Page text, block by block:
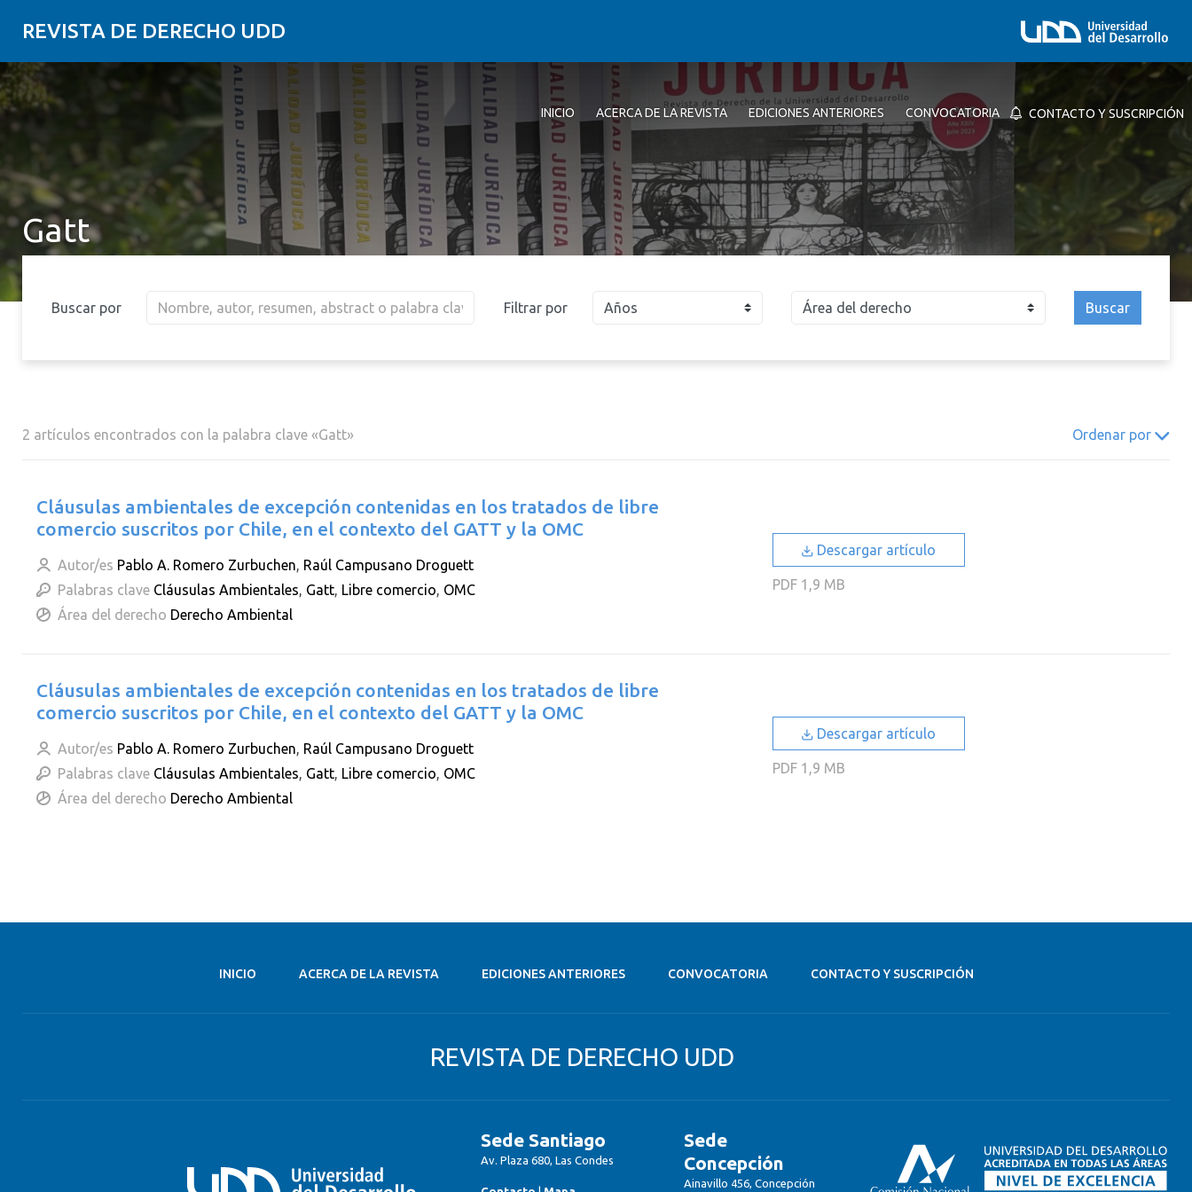
REVISTA DE DERECHO UDD
INICIO ACERCA DE LA REVISTA EDICIONES ANTERIORES CONVOCATORIA CONTACTO Y SUSCRIPCIÓN
Gatt
Buscar por Filtrar por Años
2006 2005 2004 2003
2002 2001
Buscar
2 artículos encontrados con la palabra clave «Gatt» Ordenar por
Cláusulas ambientales de excepción contenidas en los tratados de libre
comercio suscritos por Chile, en el contexto del GATT y la OMC
Autor/es Pablo A. Romero Zurbuchen, Raúl Campusano Droguett
Palabras clave Cláusulas Ambientales, Gatt, Libre comercio, OMC
Área del derecho Derecho Ambiental
Descargar artículo
PDF1,9 MB
Cláusulas ambientales de excepción contenidas en los tratados de libre
comercio suscritos por Chile, en el contexto del GATT y la OMC
Autor/es Pablo A. Romero Zurbuchen, Raúl Campusano Droguett
Palabras clave Cláusulas Ambientales, Gatt, Libre comercio, OMC
Área del derecho Derecho Ambiental
Descargar artículo
PDF1,9 MB
INICIO ACERCA DE LA REVISTA EDICIONES ANTERIORES CONVOCATORIA CONTACTO Y SUSCRIPCIÓN
REVISTA DE DERECHO UDD
Sede Santiago
Av. Plaza 680, Las Condes
Sede
Concepción
Ainavillo 456, Concepción